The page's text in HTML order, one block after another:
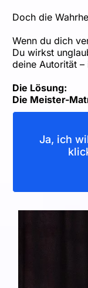
Doch die
Wenn du dich
Du wirkst
deine Autorität
Die Lösung:
Die Meister-
Ja, ich